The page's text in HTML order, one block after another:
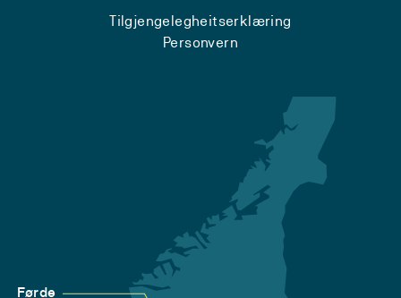
Tilgjengelegheitserklæring
Personvern
Førde